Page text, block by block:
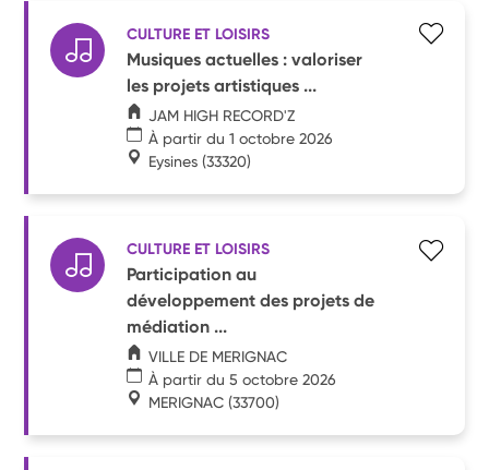
CULTURE ET LOISIRS
Musiques actuelles : valoriser
les projets artistiques ...
JAM HIGH RECORD'Z
À partir du 1 octobre 2026
Eysines (33320)
CULTURE ET LOISIRS
Participation au
développement des projets de
médiation ...
VILLE DE MERIGNAC
À partir du 5 octobre 2026
MERIGNAC (33700)